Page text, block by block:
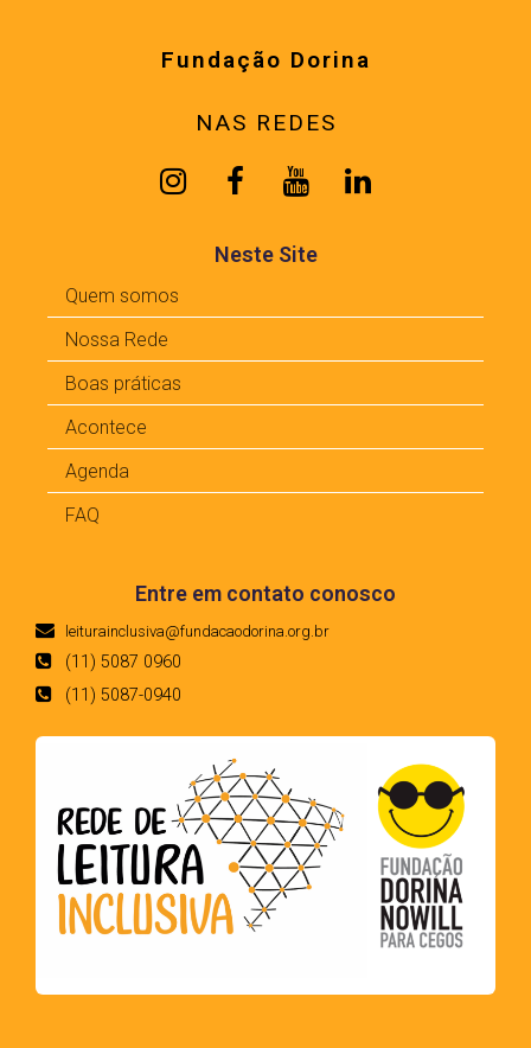
Fundação Dorina
NAS REDES
Neste Site
Quem somos
Nossa Rede
Boas práticas
Acontece
Agenda
FAQ
Entre em contato conosco
leiturainclusiva@fundacaodorina.org.br
(11) 5087 0960
(11) 5087-0940